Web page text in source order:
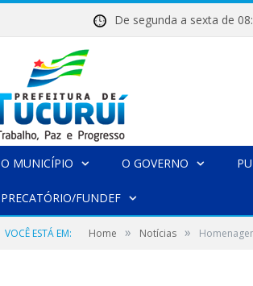
De segunda a sexta de
O MUNICÍPIO O GOVERNO
PRECATÓRIO/FUNDEF
VOCÊ ESTÁ EM: Home » Notícias »